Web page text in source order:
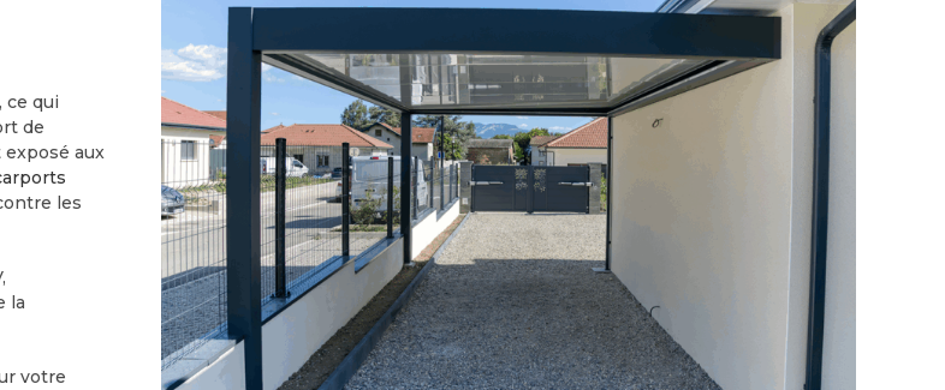
ce qui
de
aux
les
la
votre